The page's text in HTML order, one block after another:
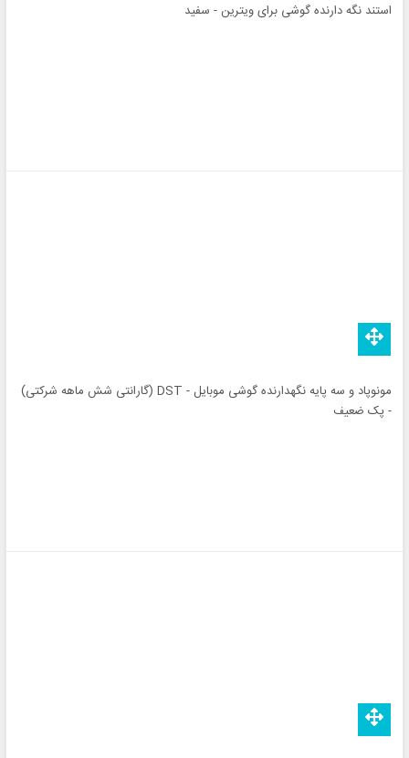
استند نگه دارنده گوشی برای ویترین - سفید
مونوپاد و سه پایه نگهدارنده گوشی موبایل - DST (گارانتی شش ماهه شرکتی)
- پک ضعیف